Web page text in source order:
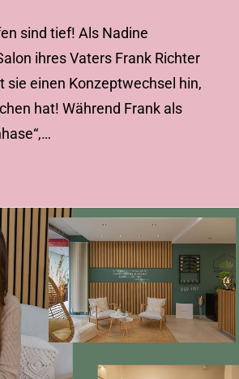
sind tief! Als Nadine
ihres Vaters Frank Richter
sie einen Konzeptwechsel hin,
hat! Während Frank als